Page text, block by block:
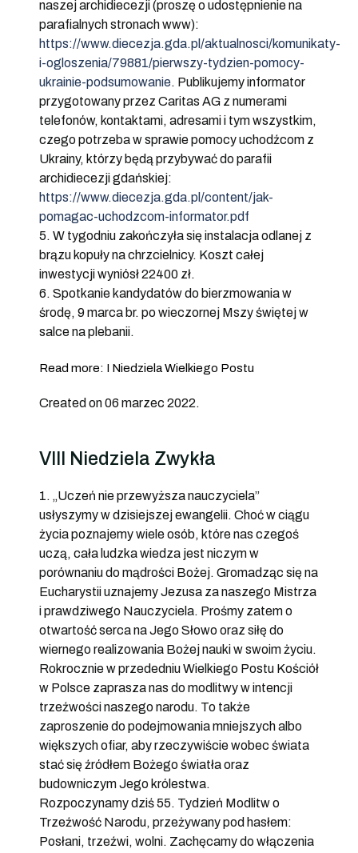
naszej archidiecezji (proszę o udostępnienie na
parafialnych stronach www):
https://www.diecezja.gda.pl/aktualnosci/komunikaty-
i-ogloszenia/79881/pierwszy-tydzien-pomocy-
ukrainie-podsumowanie. Publikujemy informator
przygotowany przez Caritas AG z numerami
telefonów, kontaktami, adresami i tym wszystkim,
czego potrzeba w sprawie pomocy uchodźcom z
Ukrainy, którzy będą przybywać do parafii
archidiecezji gdańskiej:
https://www.diecezja.gda.pl/content/jak-
pomagac-uchodzcom-informator.pdf
5. W tygodniu zakończyła się instalacja odlanej z
brązu kopuły na chrzcielnicy. Koszt całej
inwestycji wyniósł 22400 zł.
6. Spotkanie kandydatów do bierzmowania w
środę, 9 marca br. po wieczornej Mszy świętej w
salce na plebanii.
Read more: I Niedziela Wielkiego Postu
Created on 06 marzec 2022.
VIII Niedziela Zwykła
1. „Uczeń nie przewyższa nauczyciela”
usłyszymy w dzisiejszej ewangelii. Choć w ciągu
życia poznajemy wiele osób, które nas czegoś
uczą, cała ludzka wiedza jest niczym w
porównaniu do mądrości Bożej. Gromadząc się na
Eucharystii uznajemy Jezusa za naszego Mistrza
i prawdziwego Nauczyciela. Prośmy zatem o
otwartość serca na Jego Słowo oraz siłę do
wiernego realizowania Bożej nauki w swoim życiu.
Rokrocznie w przededniu Wielkiego Postu Kościół
w Polsce zaprasza nas do modlitwy w intencji
trzeźwości naszego narodu. To także
zaproszenie do podejmowania mniejszych albo
większych ofiar, aby rzeczywiście wobec świata
stać się źródłem Bożego światła oraz
budowniczym Jego królestwa.
Rozpoczynamy dziś 55. Tydzień Modlitw o
Trzeźwość Narodu, przeżywany pod hasłem:
Posłani, trzeźwi, wolni. Zachęcamy do włączenia